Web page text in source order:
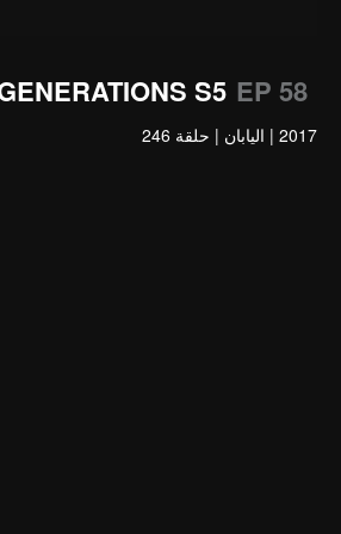
S5 EP 58
2017
| اليابان | حلقة 246